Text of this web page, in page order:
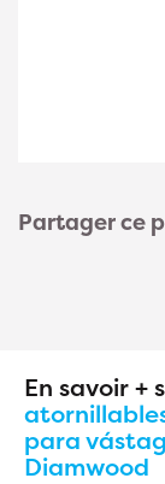
Partager ce
En savoir +
para
Diamwood